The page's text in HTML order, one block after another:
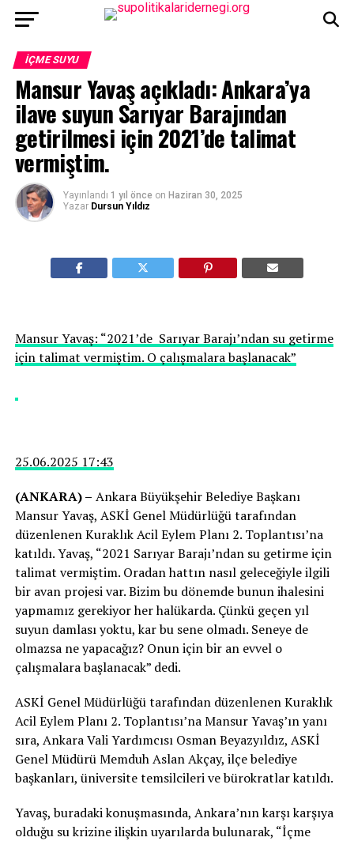
İÇME SUYU
Mansur Yavaş açıkladı: Ankara’ya
ilave suyun Sarıyar Barajından
getirilmesi için 2021’de talimat
vermiştim.
Yayınlandı 1 yıl önce on Haziran 30, 2025
Yazar Dursun Yıldız
Mansur Yavaş: “2021’de Sarıyar Barajı’ndan su getirme
için talimat vermiştim. O çalışmalara başlanacak”
25.06.2025 17:43
(ANKARA) – Ankara Büyükşehir Belediye Başkanı
Mansur Yavaş, ASKİ Genel Müdürlüğü tarafından
düzenlenen Kuraklık Acil Eylem Planı 2. Toplantısı’na
katıldı. Yavaş, “2021 Sarıyar Barajı’ndan su getirme için
talimat vermiştim. Oradan hattın nasıl geleceğiyle ilgili
bir avan projesi var. Bizim bu dönemde bunun ihalesini
yapmamız gerekiyor her halükarda. Çünkü geçen yıl
suyun damlası yoktu, kar bu sene olmadı. Seneye de
olmazsa ne yapacağız? Onun için bir an evvel o
çalışmalara başlanacak” dedi.
ASKİ Genel Müdürlüğü tarafından düzenlenen Kuraklık
Acil Eylem Planı 2. Toplantısı’na Mansur Yavaş’ın yanı
sıra, Ankara Vali Yardımcısı Osman Beyazyıldız, ASKİ
Genel Müdürü Memduh Aslan Akçay, ilçe belediye
başkanları, üniversite temsilcileri ve bürokratlar katıldı.
Yavaş, buradaki konuşmasında, Ankara’nın karşı karşıya
olduğu su krizine ilişkin uyarılarda bulunarak, “İçme